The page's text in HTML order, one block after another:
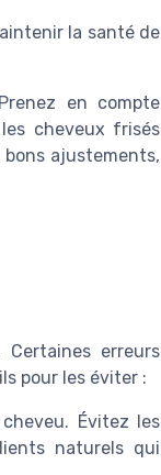
la santé de
en compte
cheveux frisés
ajustements,
erreurs
pour les éviter :
Évitez les
naturels qui